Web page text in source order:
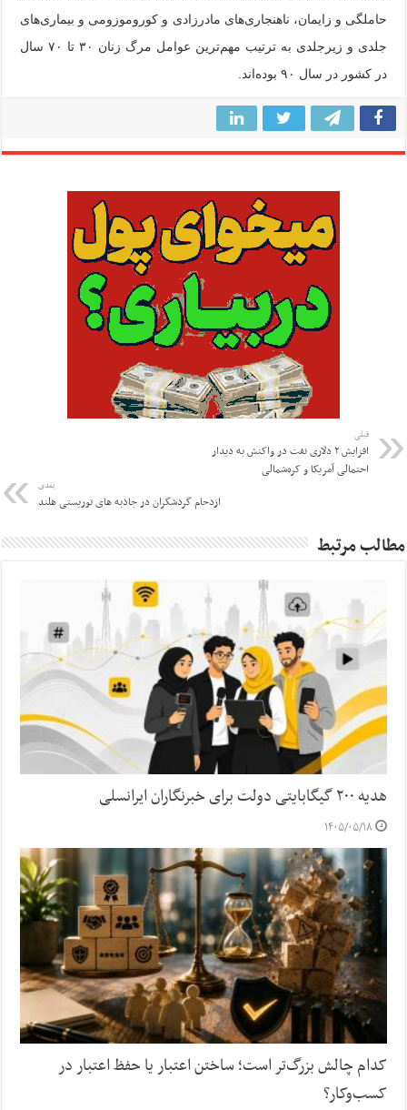
حاملگی و زایمان، ناهنجاری‌های مادرزادی و کوروموزومی و بیماری‌های
جلدی و زیرجلدی به ترتیب مهم‌ترین عوامل مرگ زنان ۳۰ تا ۷۰ سال
در کشور در سال ۹۰ بوده‌اند.
قبلی
افزایش ۲ دلاری نفت در واکنش به دیدار
احتمالی آمریکا و کره‌شمالی
بعدی
ازدحام گردشگران در جاذبه های توریستی هلند
مطالب مرتبط
هدیه ۲۰۰ گیگابایتی دولت برای خبرنگاران ایرانسلی
۱۴۰۵/۰۵/۱۸
کدام چالش بزرگ‌تر است؛ ساختن اعتبار یا حفظ اعتبار در
کسب‌وکار؟